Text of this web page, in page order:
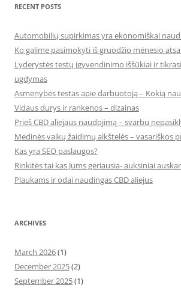
RECENT POSTS
Automobilių supirkimas yra ekonomiškai
Ko galime pasimokyti iš gruodžio mėnesio
Lyderystės testų įgyvendinimo iššūkiai ir
ugdymas
Asmenybės testas apie darbuotoją – Kokią
Vidaus durys ir rankenos – dizainas
Prieš CBD aliejaus naudojimą – svarbu
Medinės vaikų žaidimų aikštelės – vasariškos
Kas yra SEO paslaugos?
Rinkitės tai kas Jums geriausia- auksiniai
Plaukams ir odai naudingas CBD aliejus
ARCHIVES
March 2026(1)
December 2025(2)
September 2025(1)